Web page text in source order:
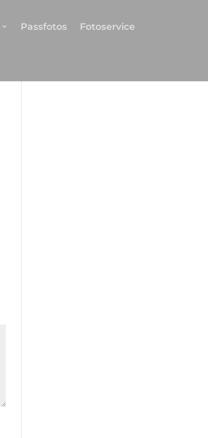
Passfotos Fotoservice